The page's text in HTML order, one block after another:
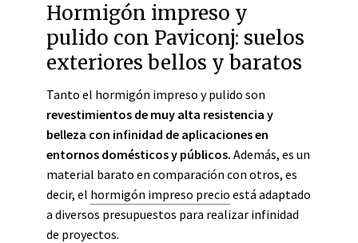
Hormigón impreso y
pulido con Paviconj: suelos
exteriores bellos y baratos
Tanto el hormigón impreso y pulido son
revestimientos de muy alta resistencia y
belleza con infinidad de aplicaciones en
entornos domésticos y públicos. Además, es un
material barato en comparación con otros, es
decir, el hormigón impreso precio está adaptado
a diversos presupuestos para realizar infinidad
de proyectos.